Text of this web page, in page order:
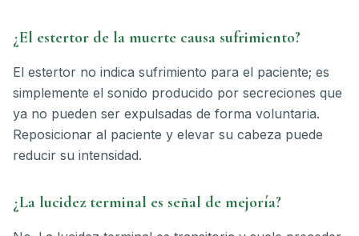
¿El estertor de la muerte causa sufrimiento?
El estertor no indica sufrimiento para el paciente; es
simplemente el sonido producido por secreciones que
ya no pueden ser expulsadas de forma voluntaria.
Reposicionar al paciente y elevar su cabeza puede
reducir su intensidad.
¿La lucidez terminal es señal de mejoría?